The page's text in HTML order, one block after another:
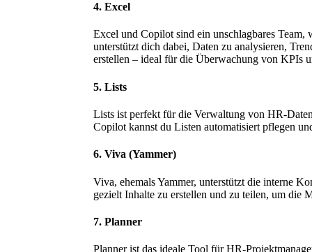
4. Excel
Excel und Copilot sind ein unschlagbares
unterstützt dich dabei, Daten zu analysieren,
erstellen – ideal für die Überwachung von KPIs
5. Lists
Lists ist perfekt für die Verwaltung von HR-
Copilot kannst du Listen automatisiert pflegen
6. Viva (Yammer)
Viva, ehemals Yammer, unterstützt die interne
gezielt Inhalte zu erstellen und zu teilen, um die
7. Planner
Planner ist das ideale Tool für HR-